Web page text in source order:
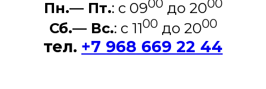
Пн.— Пт.: c 0900до 2000
Сб.— Вс.: c 1100до 2000
тел. +7 968 669 22 44